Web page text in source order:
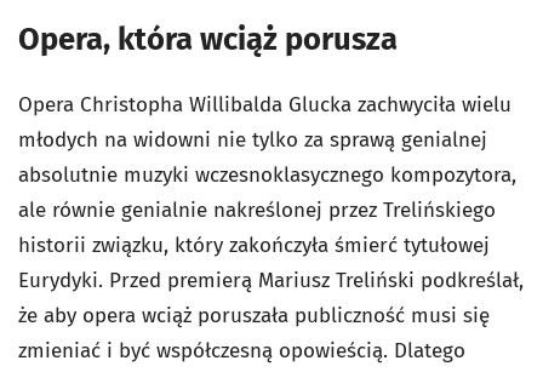
Opera, która wciąż porusza
Opera Christopha Willibalda Glucka zachwyciła wielu
młodych na widowni nie tylko za sprawą genialnej
absolutnie muzyki wczesnoklasycznego kompozytora,
ale równie genialnie nakreślonej przez Trelińskiego
historii związku, który zakończyła śmierć tytułowej
Eurydyki. Przed premierą Mariusz Treliński podkreślał,
że aby opera wciąż poruszała publiczność musi się
zmieniać i być współczesną opowieścią. Dlatego